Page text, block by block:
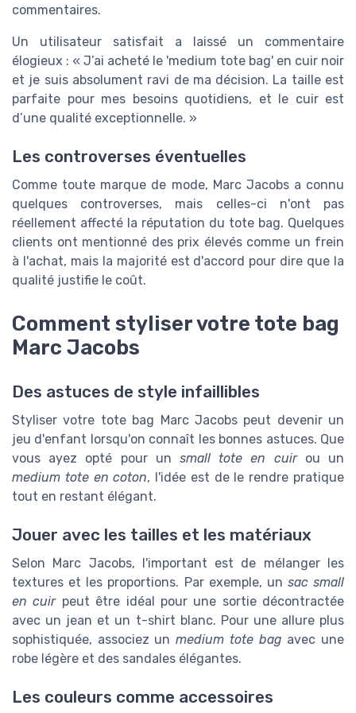
commentaires.
Un utilisateur satisfait a laissé un commentaire
élogieux : « J’ai acheté le 'medium tote bag' en cuir noir
et je suis absolument ravi de ma décision. La taille est
parfaite pour mes besoins quotidiens, et le cuir est
d’une qualité exceptionnelle. »
Les controverses éventuelles
Comme toute marque de mode, Marc Jacobs a connu
quelques controverses, mais celles-ci n'ont pas
réellement affecté la réputation du tote bag. Quelques
clients ont mentionné des prix élevés comme un frein
à l'achat, mais la majorité est d'accord pour dire que la
qualité justifie le coût.
Comment styliser votre tote bag
Marc Jacobs
Des astuces de style infaillibles
Styliser votre tote bag Marc Jacobs peut devenir un
jeu d'enfant lorsqu'on connaît les bonnes astuces. Que
vous ayez opté pour un small tote en cuirou un
medium tote en coton, l'idée est de le rendre pratique
tout en restant élégant.
Jouer avec les tailles et les matériaux
Selon Marc Jacobs, l'important est de mélanger les
textures et les proportions. Par exemple, un sac small
en cuirpeut être idéal pour une sortie décontractée
avec un jean et un t-shirt blanc. Pour une allure plus
sophistiquée, associez unmedium tote bag avec une
robe légère et des sandales élégantes.
Les couleurs comme accessoires